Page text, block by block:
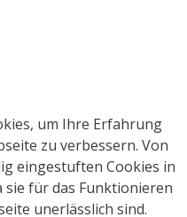
um Ihre Erfahrung
zu verbessern. Von
eingestuften Cookies in
für das Funktionieren
unerlässlich sind.